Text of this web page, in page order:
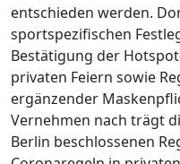
entschieden werden.
sportspezifischen
Bestätigung der
privaten Feiern sowie
ergänzender
Vernehmen nach trägt
Berlin beschlossenen